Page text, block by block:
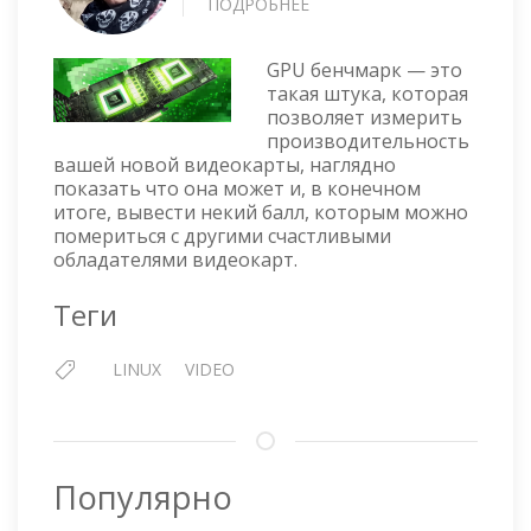
ДЛЯ
LINUX
GPU бенчмарк — это
такая штука, которая
позволяет измерить
производительность
вашей новой видеокарты, наглядно
показать что она может и, в конечном
итоге, вывести некий балл, которым можно
помериться с другими счастливыми
обладателями видеокарт.
Теги
LINUX VIDEO
Популярно